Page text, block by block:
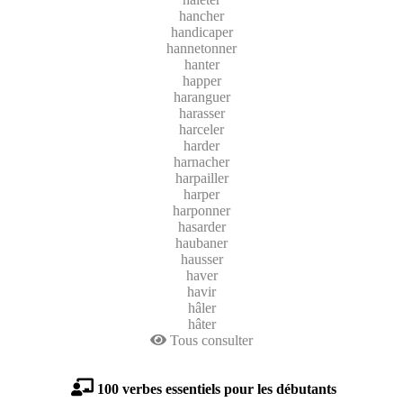
hancher
handicaper
hannetonner
hanter
happer
haranguer
harasser
harceler
harder
harnacher
harpailler
harper
harponner
hasarder
haubaner
hausser
haver
havir
hâler
hâter
Tous consulter
100 verbes essentiels pour les débutants